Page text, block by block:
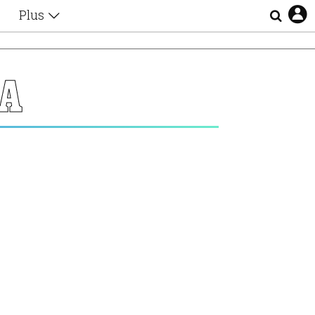
Plus
Ζώδια